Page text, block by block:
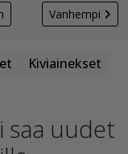
Vanhempi
Kiviainekset
saa uudet